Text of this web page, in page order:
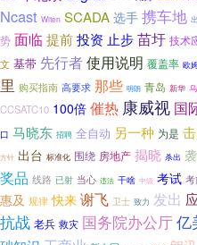
Ncast Witen SCADA 选手 携车地
势 面临 提前投资 止步苗圩 技术
文 基带 先行者使用说明 覆盖率 欧
里 购买指南 高要求 那些 明朗 青岛 新华
CCSATC10 100倍 催热 康威视 国
口 马晓东 招聘 全自动 另一种 为是
方针 出台 标准化 围绕 房地产 揭晓 杀出
奖品 线路 已射 当心 违法 干啥 中级 考试
惠及 规律 快来 谢飞 卫士 致力 发出
抗战 老兵 救灾 国务院办公厅亿